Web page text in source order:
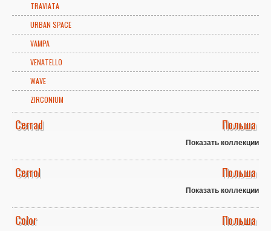
TRAVIATA
URBAN SPACE
VAMPA
VENATELLO
WAVE
ZIRCONIUM
Cerrad Польша
Показать коллекции
Cerrol Польша
Показать коллекции
Color Польша